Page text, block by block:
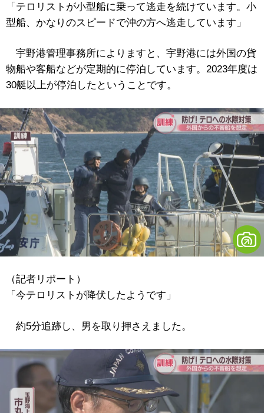
「テロリストが小型船に乗って逃走を続けています。小
型船、かなりのスピードで沖の方へ逃走しています」
宇野港管理事務所によりますと、宇野港には外国の貨
物船や客船などが定期的に停泊しています。2023年度は
30艇以上が停泊したということです。
（記者リポート）
「今テロリストが降伏したようです」
約5分追跡し、男を取り押さえました。